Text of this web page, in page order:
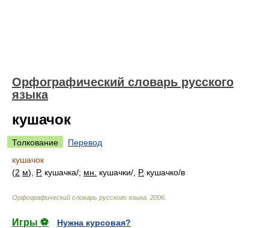
Орфографический словарь русского
языка
кушачок
Толкование
Перевод
кушачок
(2 м), Р. кушачка/; мн. кушачки/ Р. кушачко/в
Орфографический словарь русского языка 2006
Игры ⚽
Нужна курсовая?